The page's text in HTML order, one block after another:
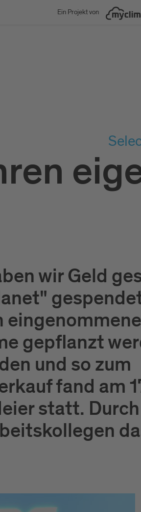
Ein Projekt von
wir Geld
gepflanzt
und so zum
fand am
statt.